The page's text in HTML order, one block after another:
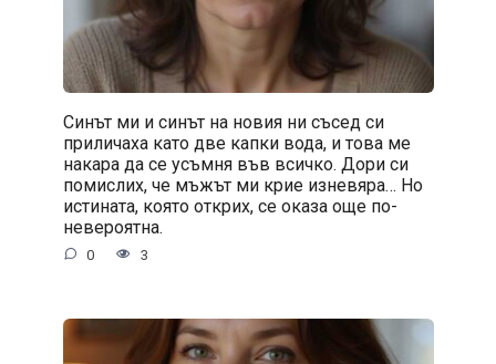
Синът ми и синът на новия ни съсед си
приличаха като две капки вода, и това ме
накара да се усъмня във всичко. Дори си
помислих, че мъжът ми крие изневяра… Но
истината, която открих, се оказа още по-
невероятна.
0 3